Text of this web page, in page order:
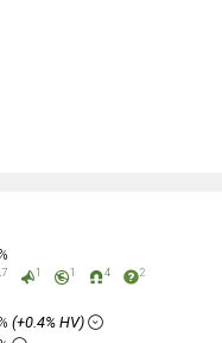
7 1 1 4 2
(+0.4% HV)